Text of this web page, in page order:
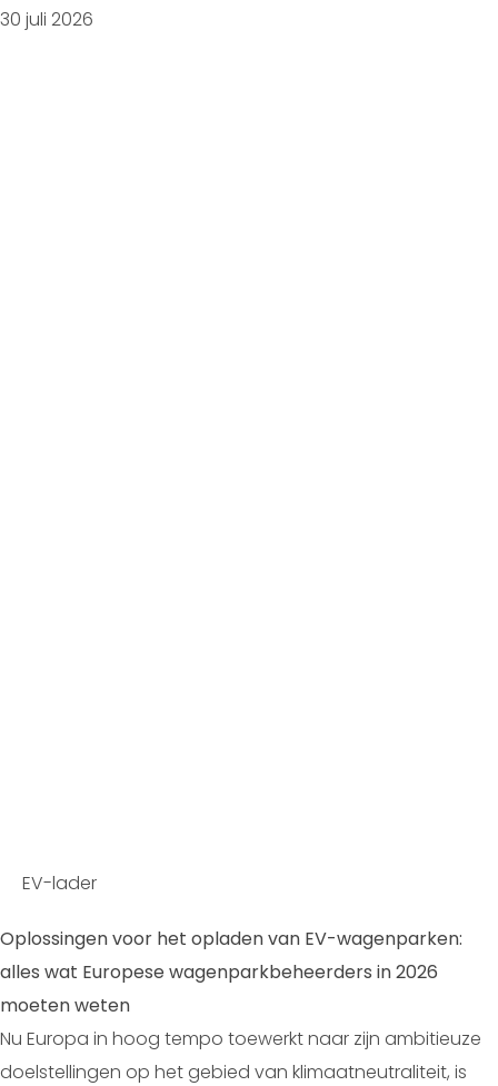
30 juli 2026
EV-lader
Oplossingen voor het opladen van EV-wagenparken:
alles wat Europese wagenparkbeheerders in 2026
moeten weten
Nu Europa in hoog tempo toewerkt naar zijn ambitieuze
doelstellingen op het gebied van klimaatneutraliteit, is